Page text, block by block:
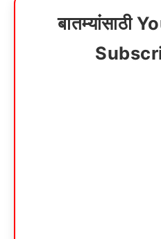
बातम्यांसाठी